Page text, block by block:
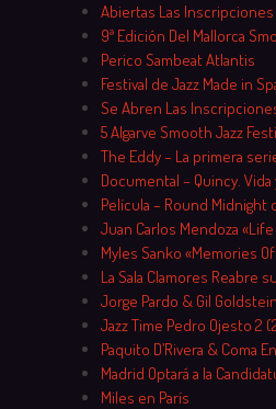
Skip to content
Abiertas Las Inscripciones
9ª Edición Del Mallorca
Perico Sambeat Atlantis
Festival de Jazz Made in
Se Abren Las
5 Algarve Smooth Jazz
The Eddy – La primera
Documental – Quincy.
Película – Round Midnight
Juan Carlos Mendoza «Life
Myles Sanko «Memories
La Sala Clamores Reabre
Jorge Pardo & Gil
Jazz Time Pedro Ojesto 2
Paquito D’Rivera & Coma
Madrid Optará a la
Miles en París